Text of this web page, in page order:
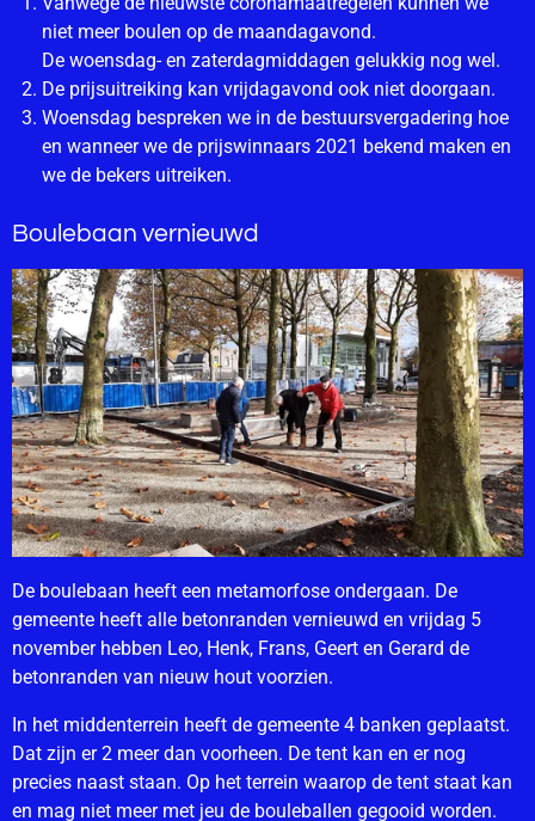
niet meer boulen op de maandagavond.
De woensdag- en zaterdagmiddagen gelukkig nog wel.
De prijsuitreiking kan vrijdagavond ook niet doorgaan.
Woensdag bespreken we in de bestuursvergadering hoe
en wanneer we de prijswinnaars 2021 bekend maken en
we de bekers uitreiken.
Boulebaan vernieuwd
De boulebaan heeft een metamorfose ondergaan. De
gemeente heeft alle betonranden vernieuwd en vrijdag 5
november hebben Leo, Henk, Frans, Geert en Gerard de
betonranden van nieuw hout voorzien.
In het middenterrein heeft de gemeente 4 banken geplaatst.
Dat zijn er 2 meer dan voorheen. De tent kan en er nog
precies naast staan. Op het terrein waarop de tent staat kan
en mag niet meer met jeu de bouleballen gegooid worden.